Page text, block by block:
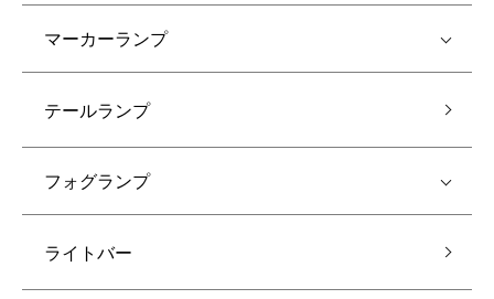
マーカーランプ
テールランプ
フォグランプ
ライトバー